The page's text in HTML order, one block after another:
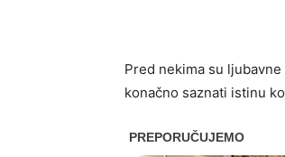
Pred nekima su
konačno saznati istinu